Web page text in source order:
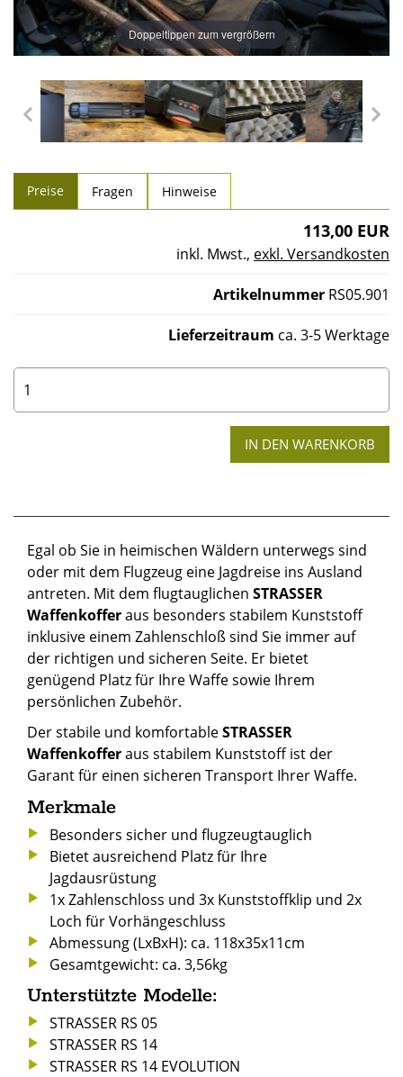
Doppeltippen zum vergrößern
Preise Fragen Hinweise
113,00 EUR
inkl. Mwst., exkl. Versandkosten
Artikelnummer RS05.901
Lieferzeitraum ca. 3-5 Werktage
0
Egal ob Sie in heimischen Wäldern unterwegs sind
oder mit dem Flugzeug eine Jagdreise ins Ausland
antreten. Mit dem flugtauglichen STRASSER
Waffenkofferaus besonders stabilem Kunststoff
inklusive einem Zahlenschloß sind Sie immer auf
der richtigen und sicheren Seite. Er bietet
genügend Platz für Ihre Waffe sowie Ihrem
persönlichen Zubehör.
Der stabile und komfortableSTRASSER
Waffenkofferaus stabilem Kunststoff ist der
Garant für einen sicheren Transport Ihrer Waffe.
Merkmale
Besonders sicher und flugzeugtauglich
Bietet ausreichend Platz für Ihre
Jagdausrüstung
1x Zahlenschloss und 3x Kunststoffklip und 2x
Loch für Vorhängeschluss
Abmessung (LxBxH): ca. 118x35x11cm
Gesamtgewicht: ca. 3,56kg
Unterstützte Modelle:
STRASSER RS 05
STRASSER RS 14
STRASSER RS 14 EVOLUTION